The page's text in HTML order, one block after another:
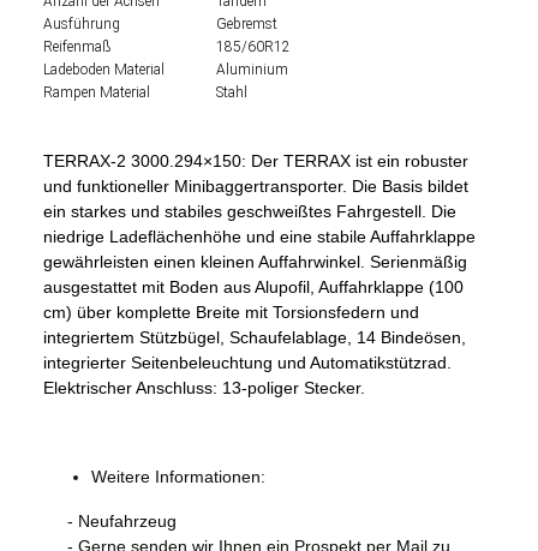
Ausführung
Gebremst
Reifenmaß
185/60R12
Ladeboden Material
Aluminium
Rampen Material
Stahl
TERRAX-2 3000.294×150: Der TERRAX ist ein robuster
und funktioneller Minibaggertransporter. Die Basis bildet
ein starkes und stabiles geschweißtes Fahrgestell. Die
niedrige Ladeflächenhöhe und eine stabile Auffahrklappe
gewährleisten einen kleinen Auffahrwinkel. Serienmäßig
ausgestattet mit Boden aus Alupofil, Auffahrklappe (100
cm) über komplette Breite mit Torsionsfedern und
integriertem Stützbügel, Schaufelablage, 14 Bindeösen,
integrierter Seitenbeleuchtung und Automatikstützrad.
Elektrischer Anschluss: 13-poliger Stecker.
Weitere Informationen:
- Neufahrzeug
- Gerne senden wir Ihnen ein Prospekt per Mail zu